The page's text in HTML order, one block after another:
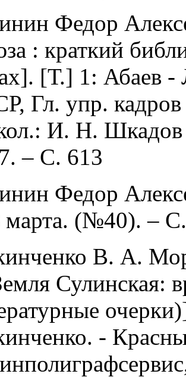
Федор
: краткий
[Т.] 1: Абаев
Гл. упр.
И. Н.
– С. 613
Федор
марта. (№40). –
В. А.
Сулинская:
-